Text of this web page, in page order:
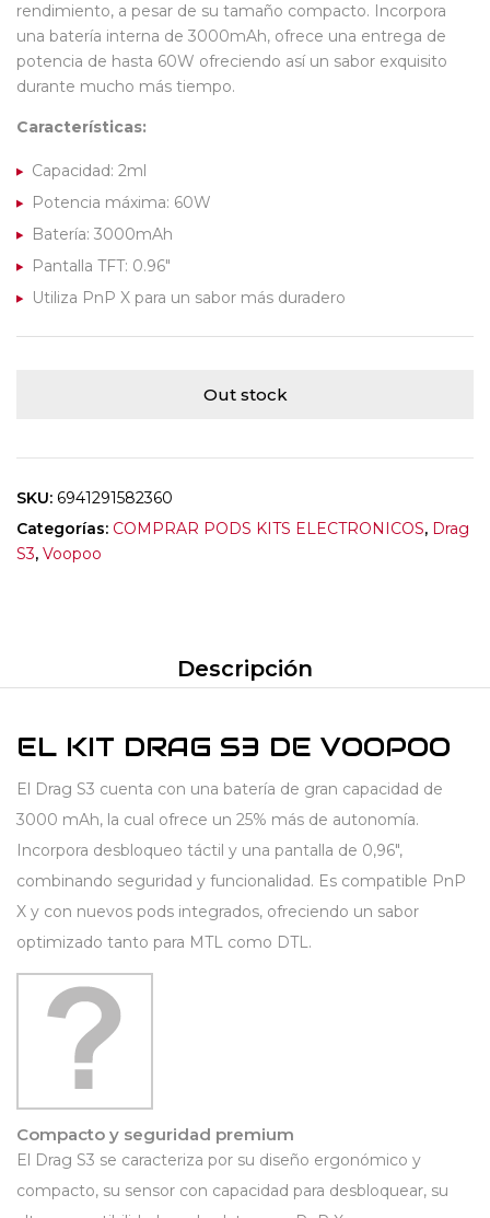
rendimiento, a pesar de su tamaño compacto. Incorpora
una batería interna de 3000mAh, ofrece una entrega de
potencia de hasta 60W ofreciendo así un sabor exquisito
durante mucho más tiempo.
Características:
Capacidad: 2ml
Potencia máxima: 60W
Batería: 3000mAh
Pantalla TFT: 0.96″
Utiliza PnP X para un sabor más duradero
Out stock
SKU: 6941291582360
Categorías: COMPRAR PODS KITS ELECTRONICOS, Drag
S3, Voopoo
Descripción
EL KIT DRAG S3 DE VOOPOO
El Drag S3 cuenta con una batería de gran capacidad de
3000 mAh, la cual ofrece un 25% más de autonomía.
Incorpora desbloqueo táctil y una pantalla de 0,96″,
combinando seguridad y funcionalidad. Es compatible PnP
X y con nuevos pods integrados, ofreciendo un sabor
optimizado tanto para MTL como DTL.
Compacto y seguridad premium
El Drag S3 se caracteriza por su diseño ergonómico y
compacto, su sensor con capacidad para desbloquear, su